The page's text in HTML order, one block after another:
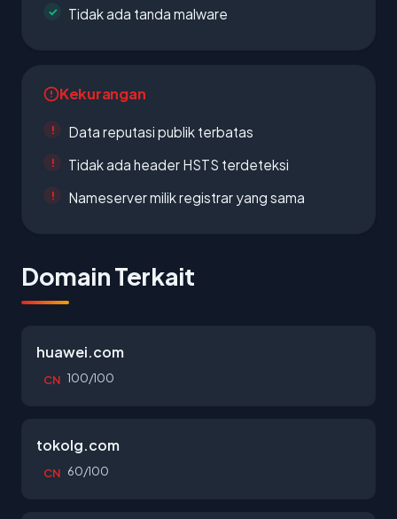
Tidak ada tanda malware
Kekurangan
Data reputasi publik terbatas
Tidak ada header HSTS terdeteksi
Nameserver milik registrar yang sama
Domain Terkait
huawei.com
CN 100/100
tokolg.com
CN 60/100